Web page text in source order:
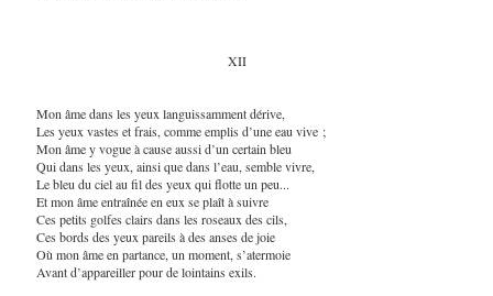
XII
Mon âme dans les yeux languissamment dérive,
Les yeux vastes et frais, comme emplis d’une eau vive ;
Mon âme y vogue à cause aussi d’un certain bleu
Qui dans les yeux, ainsi que dans l’eau, semble vivre,
Le bleu du ciel au fil des yeux qui flotte un peu...
Et mon âme entraînée en eux se plaît à suivre
Ces petits golfes clairs dans les roseaux des cils,
Ces bords des yeux pareils à des anses de joie
Où mon âme en partance, un moment, s’atermoie
Avant d’appareiller pour de lointains exils.